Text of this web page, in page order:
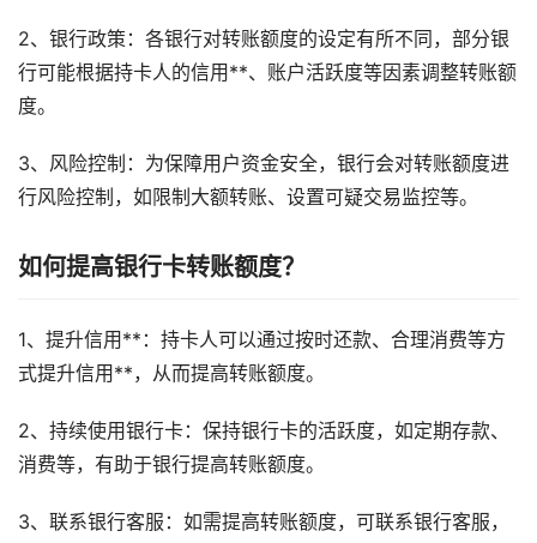
2、银行政策：各银行对转账额度的设定有所不同，部分银
行可能根据持卡人的信用**、账户活跃度等因素调整转账额
度。
3、风险控制：为保障用户资金安全，银行会对转账额度进
行风险控制，如限制大额转账、设置可疑交易监控等。
如何提高银行卡转账额度？
1、提升信用**：持卡人可以通过按时还款、合理消费等方
式提升信用**，从而提高转账额度。
2、持续使用银行卡：保持银行卡的活跃度，如定期存款、
消费等，有助于银行提高转账额度。
3、联系银行客服：如需提高转账额度，可联系银行客服，